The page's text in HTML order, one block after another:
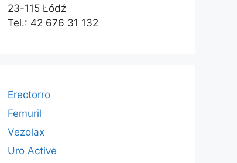
23-115 Łódź
Tel.: 42 676 31 132
Erectorro
Femuril
Vezolax
Uro Active